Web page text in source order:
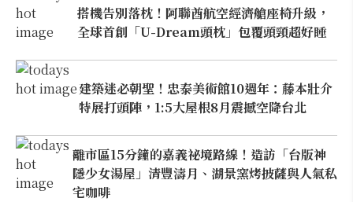
搭機告別落枕！阿聯酋航空經濟艙座椅升級，
全球首創「U-Dream頭枕」包覆頭頸超好睡
建築迷必朝聖！忠泰美術館10週年：藤本壯介
特展打頭陣，1:5大屋根8月震撼空降台北
離市區15分鐘的嘉義祕境路線！造訪「台版神
隱少女湯屋」清豐濤月、湖景窯烤披薩與人氣私
宅咖啡